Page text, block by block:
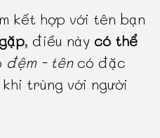
kết hợp với tên bạn
, điều này có thể
đệm - têncó đặc
trùng với người